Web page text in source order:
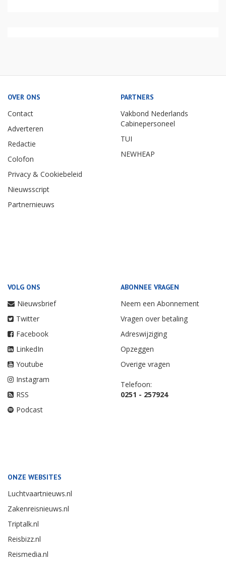
OVER ONS
Contact
Adverteren
Redactie
Colofon
Privacy & Cookiebeleid
Nieuwsscript
Partnernieuws
PARTNERS
Vakbond Nederlands
Cabinepersoneel
TUI
NEWHEAP
VOLG ONS
Nieuwsbrief
Twitter
Facebook
LinkedIn
Youtube
Instagram
RSS
Podcast
ABONNEE VRAGEN
Neem een Abonnement
Vragen over betaling
Adreswijziging
Opzeggen
Overige vragen
Telefoon:
0251 - 257924
ONZE WEBSITES
Luchtvaartnieuws.nl
Zakenreisnieuws.nl
Triptalk.nl
Reisbizz.nl
Reismedia.nl